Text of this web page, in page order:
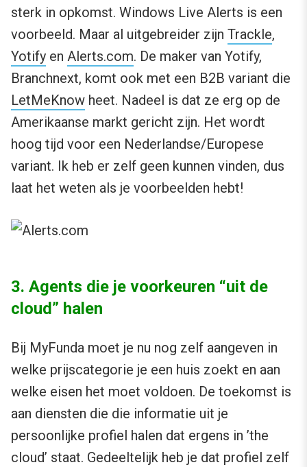
sterk in opkomst. Windows Live Alerts is een
voorbeeld. Maar al uitgebreider zijn Trackle,
Yotify en Alerts.com. De maker van Yotify,
Branchnext, komt ook met een B2B variant die
LetMeKnow heet. Nadeel is dat ze erg op de
Amerikaanse markt gericht zijn. Het wordt
hoog tijd voor een Nederlandse/Europese
variant. Ik heb er zelf geen kunnen vinden, dus
laat het weten als je voorbeelden hebt!
3. Agents die je voorkeuren “uit de
cloud” halen
Bij MyFunda moet je nu nog zelf aangeven in
welke prijscategorie je een huis zoekt en aan
welke eisen het moet voldoen. De toekomst is
aan diensten die die informatie uit je
persoonlijke profiel halen dat ergens in ’the
cloud’ staat. Gedeeltelijk heb je dat profiel zelf